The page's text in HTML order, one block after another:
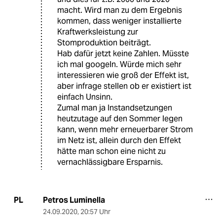
macht. Wird man zu dem Ergebnis
kommen, dass weniger installierte
Kraftwerksleistung zur
Stomproduktion beiträgt.
Hab dafür jetzt keine Zahlen. Müsste
ich mal googeln. Würde mich sehr
interessieren wie groß der Effekt ist,
aber infrage stellen ob er existiert ist
einfach Unsinn.
Zumal man ja Instandsetzungen
heutzutage auf den Sommer legen
kann, wenn mehr erneuerbarer Strom
im Netz ist, allein durch den Effekt
hätte man schon eine nicht zu
vernachlässigbare Ersparnis.
PL Petros Luminella
24.09.2020, 20:57 Uhr